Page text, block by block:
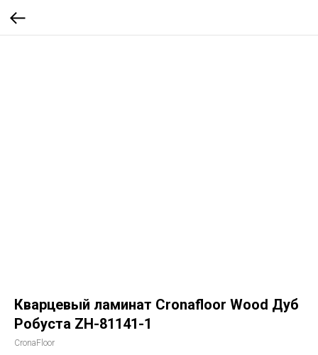
Кварцевый ламинат Cronafloor Wood Дуб
Робуста ZH-81141-1
CronaFloor